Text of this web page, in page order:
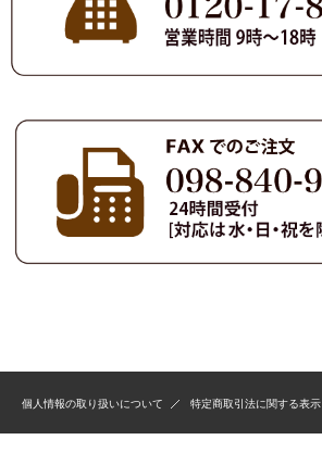
個人情報の取り扱いについて 特定商取引法に関する表示